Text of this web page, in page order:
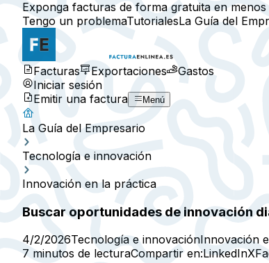
Exponga facturas de forma gratuita en menos
Tengo un problemaTutorialesLa Guía del
Facturas Exportaciones
Gastos
Iniciar sesión
Emitir una factura
Menú
La Guía del Empresario
Tecnología e innovación
Innovación en la práctica
Buscar oportunidades de innovación
4/2/2026Tecnología e innovaciónInnovación
7 minutos de lecturaCompartir en:LinkedInX